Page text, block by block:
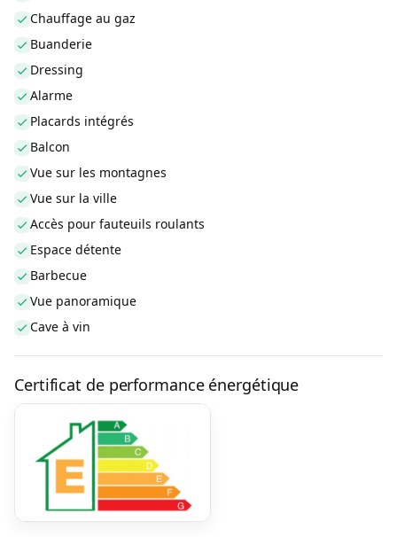
Chauffage au gaz
Buanderie
Dressing
Alarme
Placards intégrés
Balcon
Vue sur les montagnes
Vue sur la ville
Accès pour fauteuils roulants
Espace détente
Barbecue
Vue panoramique
Cave à vin
Certificat de performance énergétique